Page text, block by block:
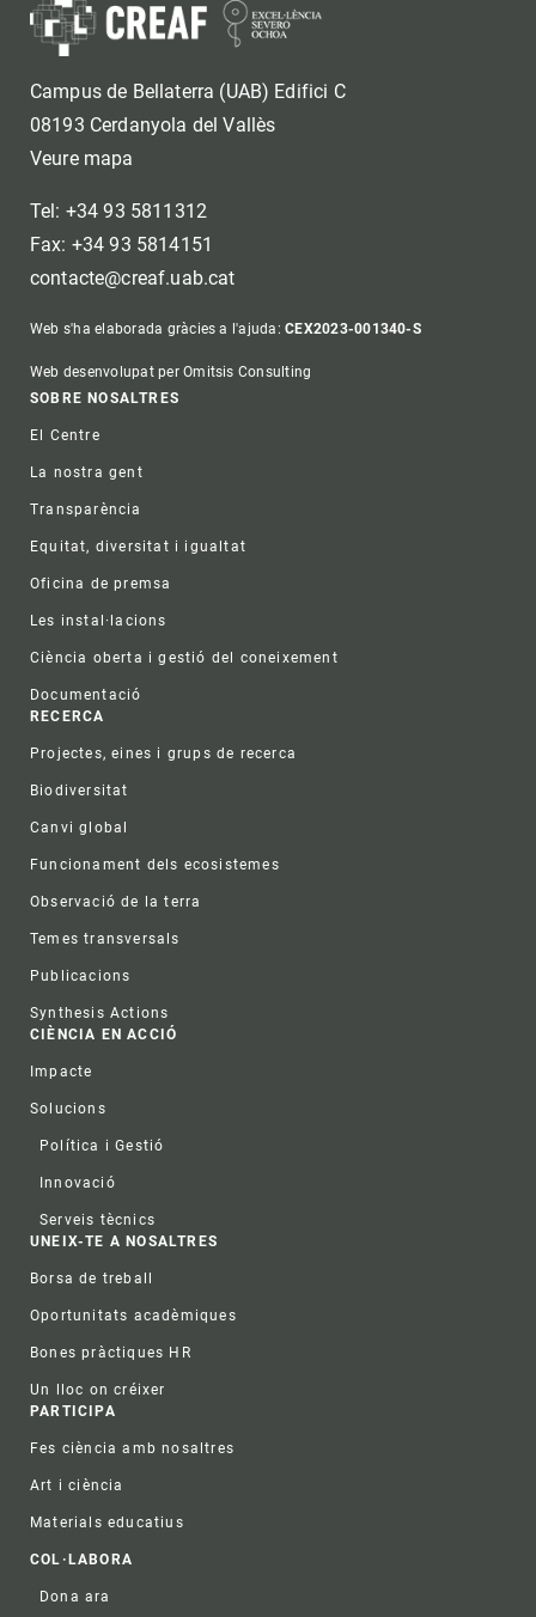
Campus de Bellaterra (UAB) Edifici C
08193 Cerdanyola del Vallès
Veure mapa
Tel: +34 93 5811312
Fax: +34 93 5814151
contacte@creaf.uab.cat
Web s'ha elaborada gràcies a l'ajuda:CEX2023-001340-S
Web desenvolupat per Omitsis Consulting
Footer
SOBRE NOSALTRES
El Centre
La nostra gent
Transparència
Equitat, diversitat i igualtat
Oficina de premsa
Les instal·lacions
Ciència oberta i gestió del coneixement
Documentació
RECERCA
Projectes, eines i grups de recerca
Biodiversitat
Canvi global
Funcionament dels ecosistemes
Observació de la terra
Temes transversals
Publicacions
Synthesis Actions
CIÈNCIA EN ACCIÓ
Impacte
Solucions
Política i Gestió
Innovació
Serveis tècnics
UNEIX-TE A NOSALTRES
Borsa de treball
Oportunitats acadèmiques
Bones pràctiques HR
Un lloc on créixer
PARTICIPA
Fes ciència amb nosaltres
Art i ciència
Materials educatius
COL·LABORA
Dona ara